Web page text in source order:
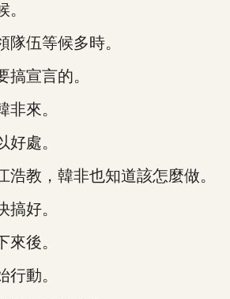
伍等候多時。
宣言的。
來。
處。
教，韓非也知道該怎麼做。
好。
後。
動。